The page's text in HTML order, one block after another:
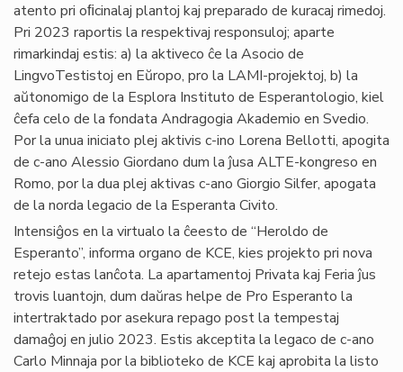
atento pri oﬁcinalaj plantoj kaj preparado de kuracaj rimedoj.
Pri 2023 raportis la respektivaj responsuloj; aparte
rimarkindaj estis: a) la aktiveco ĉe la Asocio de
LingvoTestistoj en Eŭropo, pro la LAMI-projektoj, b) la
aŭtonomigo de la Esplora Instituto de Esperantologio, kiel
ĉefa celo de la fondata Andragogia Akademio en Svedio.
Por la unua iniciato plej aktivis c-ino Lorena Bellotti, apogita
de c-ano Alessio Giordano dum la ĵusa ALTE-kongreso en
Romo, por la dua plej aktivas c-ano Giorgio Silfer, apogata
de la norda legacio de la Esperanta Civito.
Intensiĝos en la virtualo la ĉeesto de “Heroldo de
Esperanto”, informa organo de KCE, kies projekto pri nova
retejo estas lanĉota. La apartamentoj Privata kaj Feria ĵus
trovis luantojn, dum daŭras helpe de Pro Esperanto la
intertraktado por asekura repago post la tempestaj
damaĝoj en julio 2023. Estis akceptita la legaco de c-ano
Carlo Minnaja por la biblioteko de KCE kaj aprobita la listo